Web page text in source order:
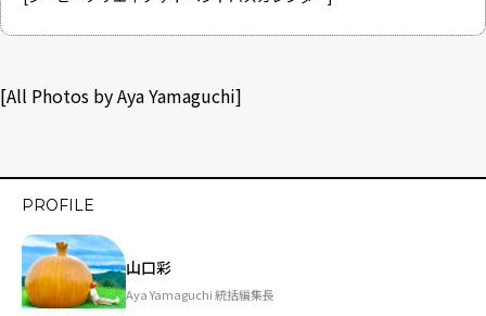
[All Photos by Aya Yamaguchi]
PROFILE
山口彩
Aya Yamaguchi 統括編集長